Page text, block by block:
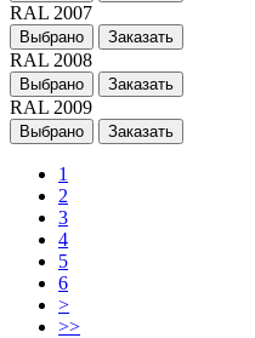
RAL 2007
Выбрано Заказать
RAL 2008
Выбрано Заказать
RAL 2009
Выбрано Заказать
1
2
3
4
5
6
>
>>